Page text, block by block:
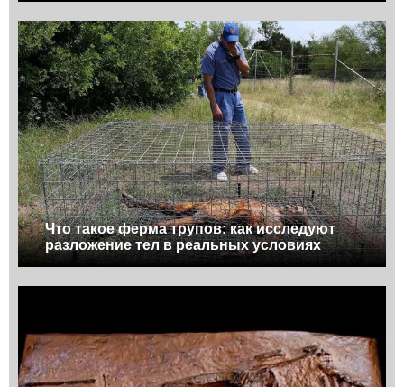
Что такое ферма трупов: как исследуют
разложение тел в реальных условиях